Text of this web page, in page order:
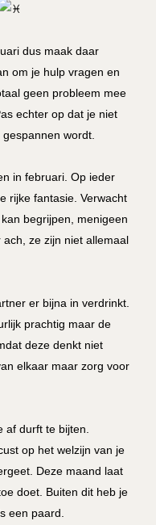
dus maak daar
om je hulp vragen en
geen probleem mee
echter op dat je niet
wordt.
in februari. Op ieder
rijke fantasie. Verwacht
begrijpen, menigeen
ze zijn niet allemaal
er bijna in verdrinkt.
prachtig maar de
deze denkt niet
elkaar maar zorg voor
af durft te bijten.
op het welzijn van je
Deze maand laat
doet. Buiten dit heb je
een paard.